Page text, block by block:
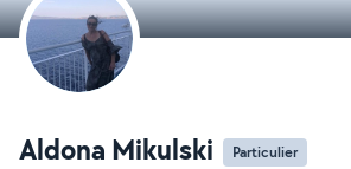
Aldona Mikulski Particulier